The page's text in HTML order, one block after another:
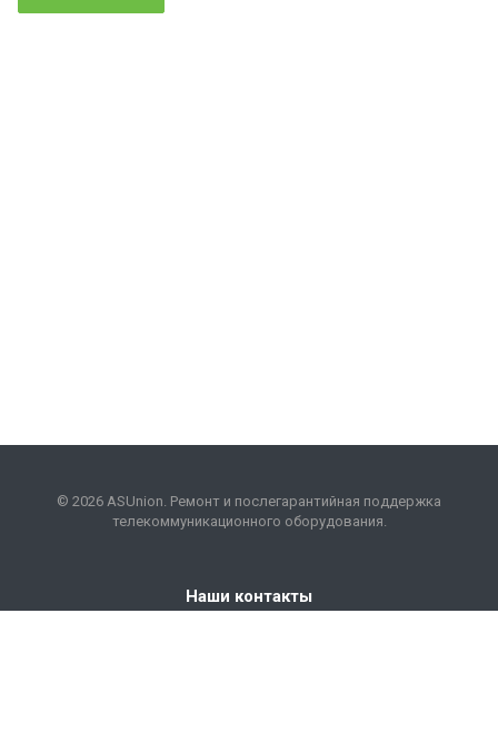
© 2026 ASUnion. Ремонт и послегарантийная поддержка
телекоммуникационного оборудования.
Наши контакты